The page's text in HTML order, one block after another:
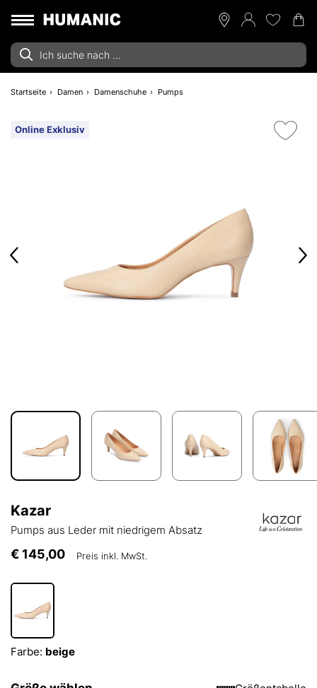
Startseite Damen Damenschuhe Pumps
Online Exklusiv
Kazar
Pumps aus Leder mit niedrigem Absatz
€ 145,00 Preis inkl. MwSt.
Farbe: beige